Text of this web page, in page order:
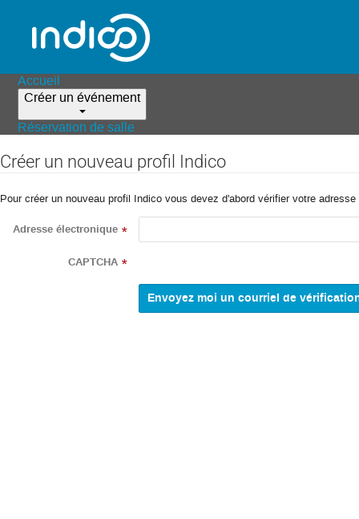
Accueil
Créer un événement
Réservation de salle
Créer un nouveau profil Indico
Pour créer un nouveau profil Indico vous devez d'abord vérifier votre
Adresse électronique *
CAPTCHA *